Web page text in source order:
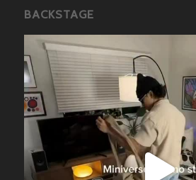
BACKSTAGE